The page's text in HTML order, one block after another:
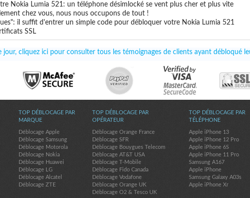
Nokia Lumia 521: un téléphone désimlocké se vent plus cher et plus vite
chez vous, nous nous occupons de tout !
il suffit d'entrer un simple code pour débloquer votre Nokia Lumia 521
SSL
jour, cliquez ici pour consulter tous les témoignages de clients ayant débloqué
TOP DÉBLOCAGE PAR
MARQUE
Déblocage Apple
Déblocage Samsung
Déblocage Motorola
Déblocage Nokia
Déblocage Huawei
Déblocage LG
Déblocage Alcatel
Déblocage ZTE
TOP DÉBLOCAGE PAR
OPÉRATEUR
Déblocage Orange France
Déblocage SFR
Déblocage Bouygues Telecom
Déblocage AT&T USA
Déblocage T-Mobile
Déblocage Fido Canada
Déblocage Vodafone
Déblocage Orange UK
Déblocage O2 & Tesco UK
TOP DÉBLOCAGE PAR
TÉLÉPHONE
Apple iPhone 13
Apple iPhone 12 Pro
Apple iPhone 6S
Apple iPhone 11 Pro
Samsung A167
Apple iPhone
Samsung Galaxy A03s
Apple iPhone Xr